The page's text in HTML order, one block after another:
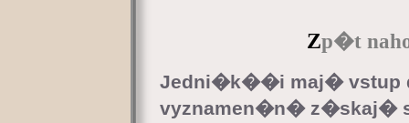
Zp�t
Jedni�k��i maj� vstup
vyznamen�n� z�skaj�